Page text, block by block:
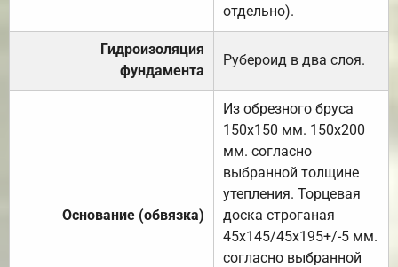
отдельно).
Гидроизоляция
фундамента
Рубероид в два слоя.
Основание (обвязка)
Из обрезного бруса
150х150 мм. 150х200
мм. согласно
выбранной толщине
утепления. Торцевая
доска строганая
45х145/45х195+/-5 мм.
согласно выбранной